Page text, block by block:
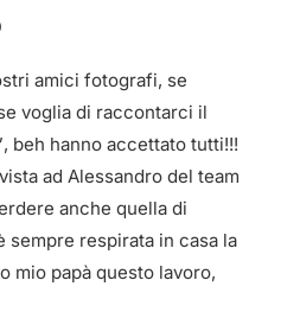
amici fotografi, se
voglia di raccontarci il
beh hanno accettato tutti!!!
ad Alessandro del team
anche quella di
sempre respirata in casa la
mio papà questo lavoro,